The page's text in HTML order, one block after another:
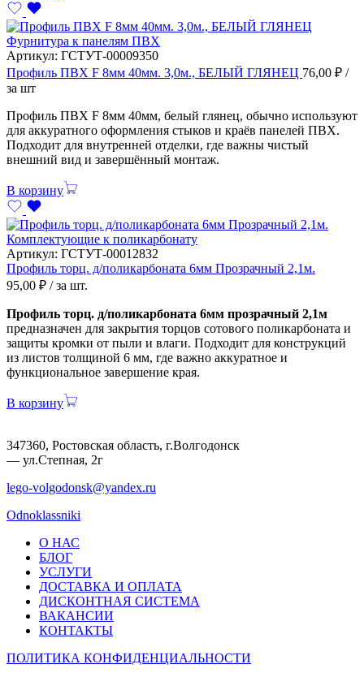
Фурнитура к панелям ПВХ
Артикул: ГСТУТ-00009350
Профиль ПВХ F 8мм 40мм. 3,0м., БЕЛЫЙ ГЛЯНЕЦ 76,00 ₽ /
за шт
Профиль ПВХ F 8мм 40мм, белый глянец, обычно используют
для аккуратного оформления стыков и краёв панелей ПВХ.
Подходит для внутренней отделки, где важны чистый
внешний вид и завершённый монтаж.
В корзину
Комплектующие к поликарбонату
Артикул: ГСТУТ-00012832
Профиль торц. д/поликарбоната 6мм Прозрачный 2,1м.
95,00 ₽ / за шт.
Профиль торц. д/поликарбоната 6мм прозрачный 2,1м
предназначен для закрытия торцов сотового поликарбоната и
защиты кромки от пыли и влаги. Подходит для конструкций
из листов толщиной 6 мм, где важно аккуратное и
функциональное завершение края.
В корзину
347360, Ростовская область, г.Волгодонск
— ул.Степная, 2г
lego-volgodonsk@yandex.ru
Odnoklassniki
О НАС
БЛОГ
УСЛУГИ
ДОСТАВКА И ОПЛАТА
ДИСКОНТНАЯ СИСТЕМА
ВАКАНСИИ
КОНТАКТЫ
ПОЛИТИКА КОНФИДЕНЦИАЛЬНОСТИ